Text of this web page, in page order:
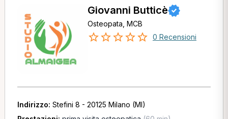
Giovanni Butticè
Osteopata, MCB
0 Recensioni
Indirizzo: Stefini 8 - 20125 Milano (MI)